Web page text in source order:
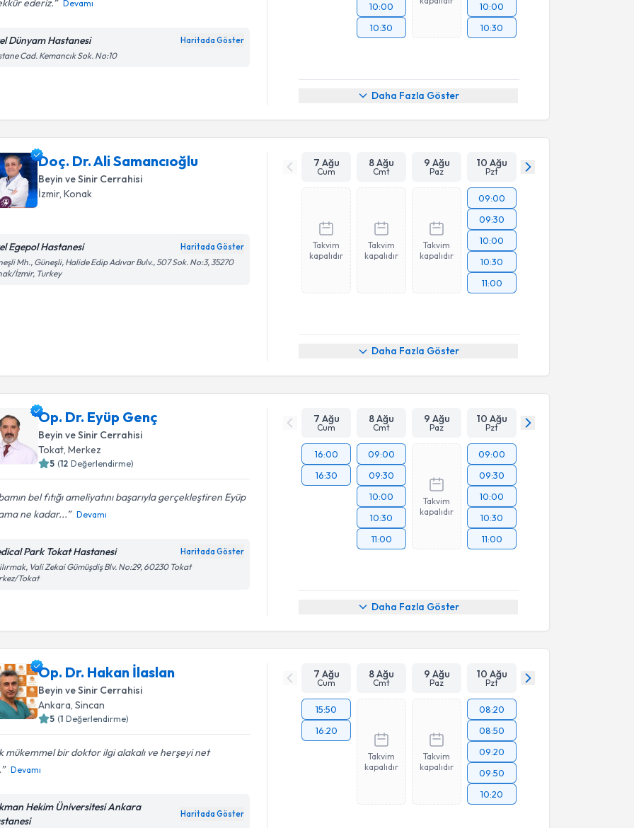
Devamı
Dünyam Hastanesi Haritada Göster
Cad. Kemancık Sok. No:10
10:00
10:30
10:00
10:30
Daha Fazla Göster
Doç. Dr. Ali Samancıoğlu
Beyin ve Sinir Cerrahisi
İzmir,Konak
Egepol Hastanesi Haritada Göster
Mh., Güneşli, Halide Edip Adıvar Bulv., 507 Sok. No:3, 35270
İzmir, Turkey
7 Ağu
Cum
8 Ağu
Cmt
9 Ağu
Paz
10 Ağu
Pzt
Takvim
kapalıdır
Takvim
kapalıdır
Takvim
kapalıdır
09:00
09:30
10:00
10:30
11:00
Daha Fazla Göster
Op. Dr. Eyüp Genç
Beyin ve Sinir Cerrahisi
Tokat ,Merkez
5 (12 Değerlendirme)
bel fıtığı ameliyatını başarıyla gerçekleştiren Eyüp
ne kadar...
Devamı
Park Tokat Hastanesi Haritada Göster
Vali Zekai Gümüşdiş Blv. No:29, 60230 Tokat
Tokat
7 Ağu
Cum
8 Ağu
Cmt
9 Ağu
Paz
10 Ağu
Pzt
16:00
16:30
09:00
09:30
10:00
10:30
11:00
Takvim
kapalıdır
09:00
09:30
10:00
10:30
11:00
Daha Fazla Göster
Op. Dr. Hakan İlaslan
Beyin ve Sinir Cerrahisi
Ankara,Sincan
5 (1 Değerlendirme)
mükemmel bir doktor ilgi alakalı ve herşeyi net
Devamı
Hekim Üniversitesi Ankara
Haritada Göster
7 Ağu
Cum
8 Ağu
Cmt
9 Ağu
Paz
10 Ağu
Pzt
15:50
16:20
Takvim
kapalıdır
Takvim
kapalıdır
08:20
08:50
09:20
09:50
10:20